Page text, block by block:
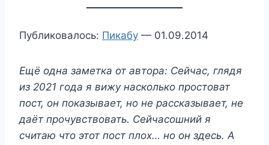
Публиковалось: Пикабу — 01.09.2014
Ещё одна заметка от автора: Сейчас, глядя
из 2021 года я вижу насколько простоват
пост, он показывает, но не рассказывает, не
даёт прочувствовать. Сейчасошний я
считаю что этот пост плох… но он здесь. А